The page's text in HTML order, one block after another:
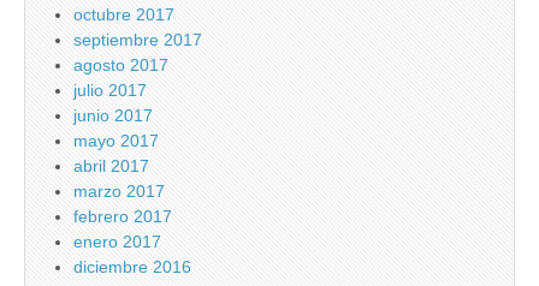
octubre 2017
septiembre 2017
agosto 2017
julio 2017
junio 2017
mayo 2017
abril 2017
marzo 2017
febrero 2017
enero 2017
diciembre 2016